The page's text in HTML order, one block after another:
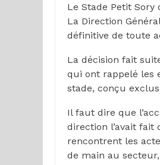
Le Stade Petit
La Direction
définitive de toute
La décision fait
qui ont rappelé les
stade, conçu
Il faut dire que
direction l’avait
rencontrent les
de main au